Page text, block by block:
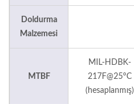
Doldurma
Malzemesi
MTBF
MIL-HDBK-
217F@25°C
(hesaplanmış)